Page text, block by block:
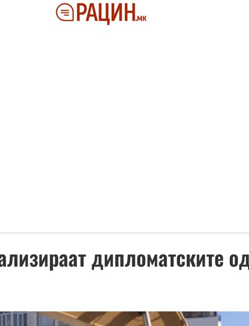
дипломатските